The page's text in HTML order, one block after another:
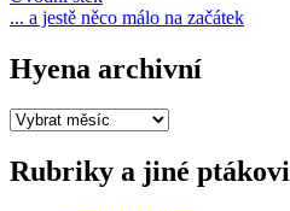
... a jestě něco málo na začátek
Hyena archivní
Hyena
Rubriky a jiné